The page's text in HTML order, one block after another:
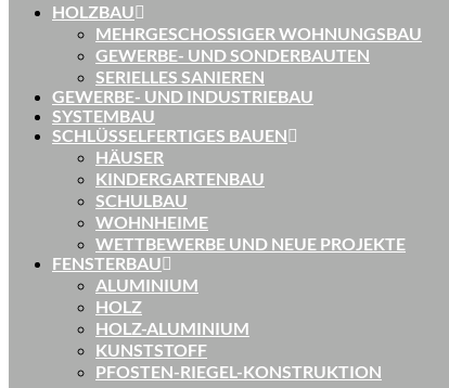
HOLZBAU
MEHRGESCHOSSIGER WOHNUNGSBAU
GEWERBE- UND SONDERBAUTEN
SERIELLES SANIEREN
GEWERBE- UND INDUSTRIEBAU
SYSTEMBAU
SCHLÜSSELFERTIGES BAUEN
HÄUSER
KINDERGARTENBAU
SCHULBAU
WOHNHEIME
WETTBEWERBE UND NEUE PROJEKTE
FENSTERBAU
ALUMINIUM
HOLZ
HOLZ-ALUMINIUM
KUNSTSTOFF
PFOSTEN-RIEGEL-KONSTRUKTION